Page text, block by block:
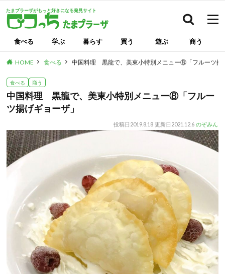
たまプラーザがもっと好きになる発見サイト
食べる 学ぶ 暮らす 買う 遊ぶ 商う
HOME 食べる 中国料理 黒龍で、美東小特別メニュー⑧「フルーツ揚
食べる 商う
中国料理 黒龍で、美東小特別メニュー⑧「フルー
ツ揚げギョーザ」
投稿日 2019.8.18 更新日 2021.12.6 のぞみん